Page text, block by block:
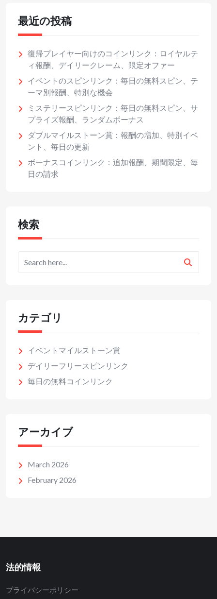
最近の投稿
復帰プレイヤー向けのコインリンク：ロイヤルテ
ィ報酬、デイリークレーム、限定オファー
イベントのスピンリンク：毎日の無料スピン、テ
ーマ別報酬、特別な機会
ミステリースピンリンク：毎日の無料スピン、サ
プライズ報酬、ランダムボーナス
ダブルマイルストーン賞：報酬の増加、特別イベ
ント、毎日の更新
ボーナスコインリンク：追加報酬、期間限定、毎
日の請求
検索
カテゴリ
イベントマイルストーン賞
デイリーフリースピンリンク
毎日の無料コインリンク
アーカイブ
March 2026
February 2026
法的情報
プライバシーポリシー